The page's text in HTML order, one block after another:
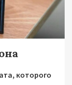
которого